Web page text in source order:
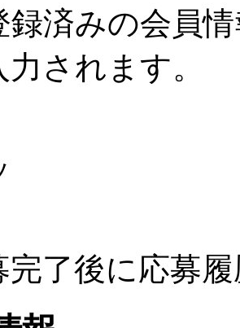
録済みの会員
されます。
完了後に応募